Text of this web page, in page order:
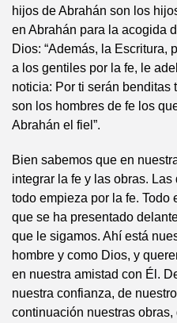
hijos de Abrahán son los
en Abrahán para la acogida
Dios: “Además, la Escritura,
a los gentiles por la fe, le
noticia: Por ti serán benditas
son los hombres de fe los
Abrahán el fiel”.
Bien sabemos que en
integrar la fe y las obras.
todo empieza por la fe. Todo
que se ha presentado
que le sigamos. Ahí está
hombre y como Dios, y
en nuestra amistad con Él.
nuestra confianza, de
continuación nuestras